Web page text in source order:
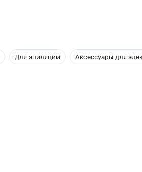
Для эпиляции Аксессуары для